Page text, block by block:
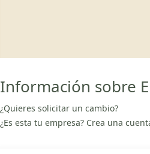
Información sobre
¿Quieres solicitar un cambio?
¿Es esta tu empresa? Crea una